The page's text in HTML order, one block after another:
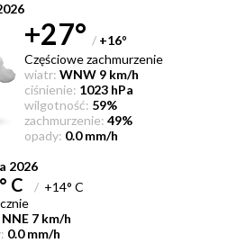
+27° / +16°
Częściowe zachmurzenie
wiatr: WNW 9 km/h
ciśnienie: 1023 hPa
wilgotność: 59%
zachmurzenie: 49%
opady: 0.0 mm/h
2026
C /+14° C
NNE 7 km/h
0.0 mm/h